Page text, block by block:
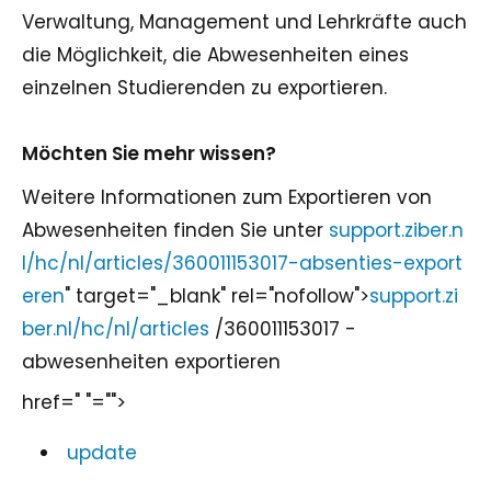
Verwaltung, Management und Lehrkräfte auch
die Möglichkeit, die Abwesenheiten eines
einzelnen Studierenden zu exportieren.
Möchten Sie mehr wissen?
Weitere Informationen zum Exportieren von
Abwesenheiten finden Sie unter support.ziber.n
l/hc/nl/articles/360011153017-absenties-export
eren" target="_blank" rel="nofollow">support.zi
ber.nl/hc/nl/articles /360011153017 -
abwesenheiten exportieren
href=" "="">
update